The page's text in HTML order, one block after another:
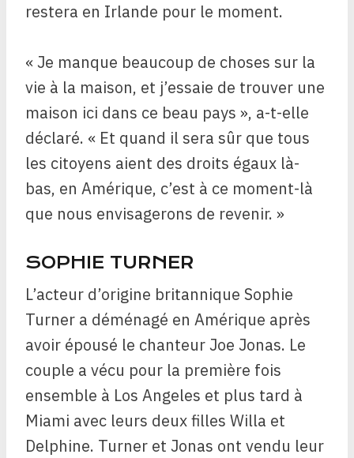
restera en Irlande pour le moment.
« Je manque beaucoup de choses sur la
vie à la maison, et j’essaie de trouver une
maison ici dans ce beau pays », a-t-elle
déclaré. « Et quand il sera sûr que tous
les citoyens aient des droits égaux là-
bas, en Amérique, c’est à ce moment-là
que nous envisagerons de revenir. »
SOPHIE TURNER
L’acteur d’origine britannique Sophie
Turner a déménagé en Amérique après
avoir épousé le chanteur Joe Jonas. Le
couple a vécu pour la première fois
ensemble à Los Angeles et plus tard à
Miami avec leurs deux filles Willa et
Delphine. Turner et Jonas ont vendu leur